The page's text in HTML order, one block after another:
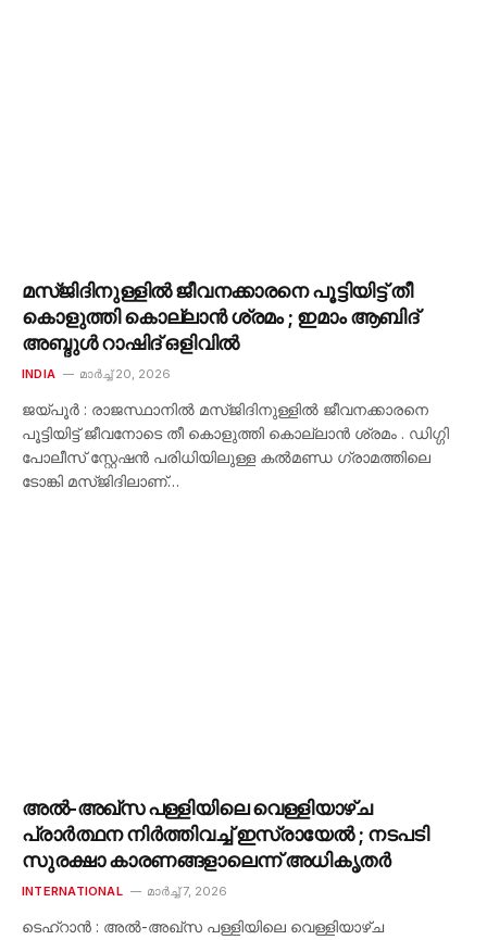
മസ്ജിദിനുള്ളിൽ ജീവനക്കാരനെ പൂട്ടിയിട്ട് തീ
കൊളുത്തി കൊല്ലാൻ ശ്രമം ; ഇമാം ആബിദ്
അബ്ദുൾ റാഷിദ് ഒളിവിൽ
INDIA മാർച്ച്‌ 20, 2026
ജയ്പൂർ : രാജസ്ഥാനിൽ മസ്ജിദിനുള്ളിൽ ജീവനക്കാരനെ
പൂട്ടിയിട്ട് ജീവനോടെ തീ കൊളുത്തി കൊല്ലാൻ ശ്രമം . ഡിഗ്ഗി
പോലീസ് സ്റ്റേഷൻ പരിധിയിലുള്ള കൽമണ്ഡ ഗ്രാമത്തിലെ
ടോങ്കി മസ്ജിദിലാണ്…
അൽ-അഖ്‌സ പള്ളിയിലെ വെള്ളിയാഴ്ച
പ്രാർത്ഥന നിർത്തിവച്ച് ഇസ്രായേൽ ; നടപടി
സുരക്ഷാ കാരണങ്ങളാലെന്ന് അധികൃതർ
INTERNATIONAL മാർച്ച്‌ 7, 2026
ടെഹ്റാൻ : അൽ-അഖ്‌സ പള്ളിയിലെ വെള്ളിയാഴ്ച